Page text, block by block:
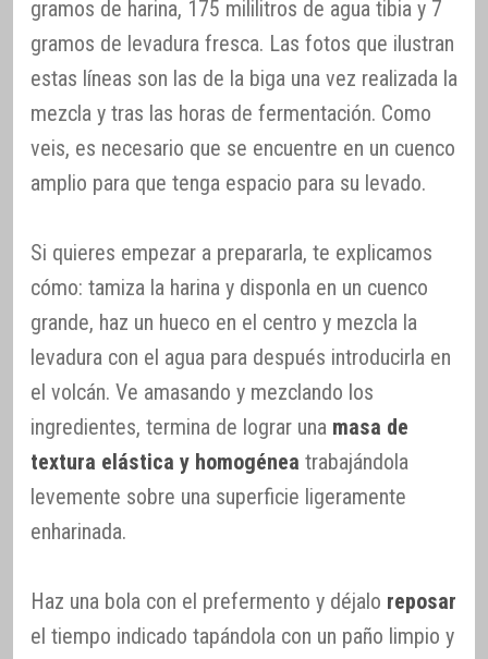
gramos de harina, 175 mililitros de agua tibia y 7
gramos de levadura fresca. Las fotos que ilustran
estas líneas son las de la biga una vez realizada la
mezcla y tras las horas de fermentación. Como
veis, es necesario que se encuentre en un cuenco
amplio para que tenga espacio para su levado.
Si quieres empezar a prepararla, te explicamos
cómo: tamiza la harina y disponla en un cuenco
grande, haz un hueco en el centro y mezcla la
levadura con el agua para después introducirla en
el volcán. Ve amasando y mezclando los
ingredientes, termina de lograr una masa de
textura elástica y homogénea trabajándola
levemente sobre una superficie ligeramente
enharinada.
Haz una bola con el prefermento y déjalo reposar
el tiempo indicado tapándola con un paño limpio y